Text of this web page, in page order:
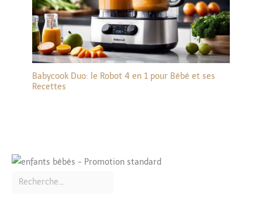
Babycook Duo: le Robot 4 en 1 pour Bébé et ses
Recettes